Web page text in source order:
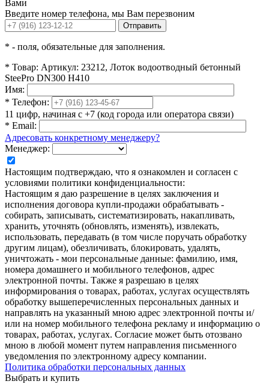
Вами
Введите номер телефона, мы Вам перезвоним
Отправить
* - поля, обязательные для заполнения.
* Товар: Артикул: 23212, Лоток водоотводный бетонный
SteePro DN300 H410
Имя:
* Телефон:
11 цифр, начиная с +7 (код города или оператора связи)
* Email:
Адресовать конкретному менеджеру?
Менеджер:
Настоящим подтверждаю, что я ознакомлен и согласен с
условиями политики конфиденциальности:
Настоящим я даю разрешение в целях заключения и
исполнения договора купли-продажи обрабатывать -
собирать, записывать, систематизировать, накапливать,
хранить, уточнять (обновлять, изменять), извлекать,
использовать, передавать (в том числе поручать обработку
другим лицам), обезличивать, блокировать, удалять,
уничтожать - мои персональные данные: фамилию, имя,
номера домашнего и мобильного телефонов, адрес
электронной почты. Также я разрешаю в целях
информирования о товарах, работах, услугах осуществлять
обработку вышеперечисленных персональных данных и
направлять на указанный мною адрес электронной почты и/
или на номер мобильного телефона рекламу и информацию о
товарах, работах, услугах. Согласие может быть отозвано
мною в любой момент путем направления письменного
уведомления по электронному адресу компании.
Политика обработки персональных данных
Выбрать и купить